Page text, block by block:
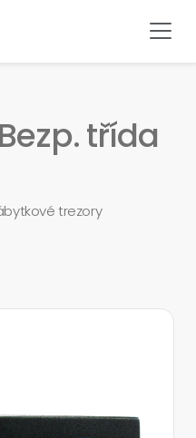
třída
trezory